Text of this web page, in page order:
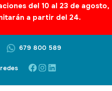
del 10 al 23 de agosto,
a partir del 24.
679 800 589
Facebook
Instagram
LinkedIn